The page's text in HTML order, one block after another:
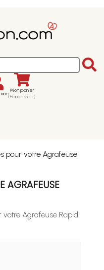
Mon panier
(Panier vide)
pour votre Agrafeuse
AGRAFEUSE
Agrafeuse Rapid